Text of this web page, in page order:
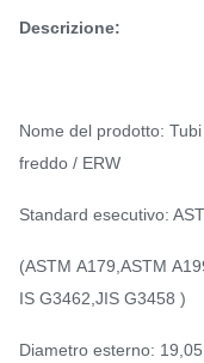
Descrizione:
Nome del prodotto:
freddo / ERW
Standard esecutivo:
(ASTM A179,ASTM
IS G3462,JIS G3458 )
Diametro esterno: